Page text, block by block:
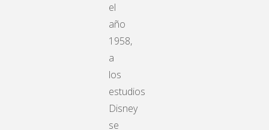
el
año
1958,
a
los
estudios
Disney
se